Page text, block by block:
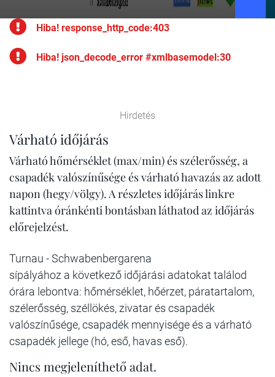
Hiba! response_http_code:403
Hiba! json_decode_error #xmlbasemodel:30
Hirdetés
Várható időjárás
Várható hőmérséklet (max/min) és szélerősség, a
csapadék valószínűsége és várható havazás az adott
napon (hegy/völgy). A részletes időjárás linkre
kattintva óránkénti bontásban láthatod az időjárás
előrejelzést.
Turnau - Schwabenbergarena
sípályához a következő időjárási adatokat találod
órára lebontva: hőmérséklet, hőérzet, páratartalom,
szélerősség, széllökés, zivatar és csapadék
valószínűsége, csapadék mennyisége és a várható
csapadék jellege (hó, eső, havas eső).
Nincs megjeleníthető adat.